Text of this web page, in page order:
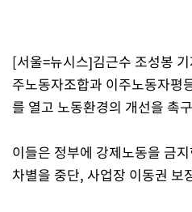
[서울=뉴시스]김근수 조성봉
주노동자조합과 이주노동자평
를 열고 노동환경의 개선을 촉
이들은 정부에 강제노동을 금
차별을 중단, 사업장 이동권 보